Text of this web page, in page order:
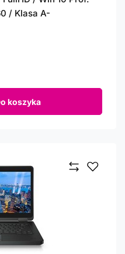
/ Klasa A-
koszyka